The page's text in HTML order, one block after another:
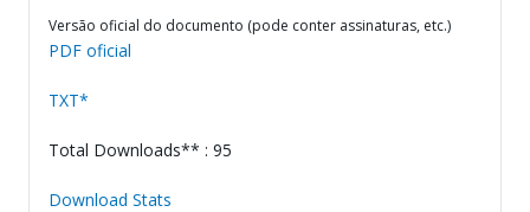
Versão oficial do documento (pode conter assinaturas, etc.)
PDF oficial
TXT*
Total Downloads** : 95
Download Stats